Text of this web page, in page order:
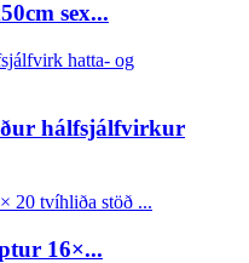
sex...
hálfsjálfvirkur
16×...